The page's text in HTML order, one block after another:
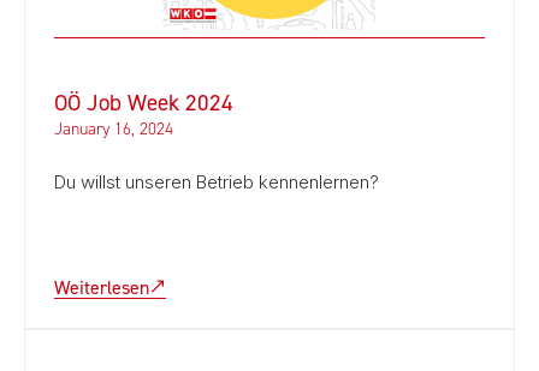
OÖ Job Week 2024
January 16, 2024
Du willst unseren Betrieb kennenlernen?
Weiterlesen